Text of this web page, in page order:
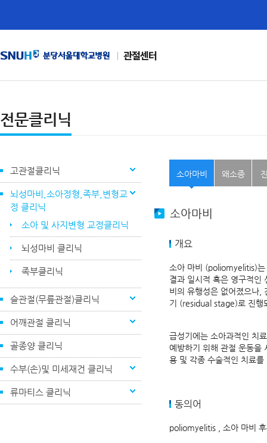
관절센터
전문클리닉
고관절클리닉
뇌성마비,소아정형,족부,변형교
정 클리닉
소아 및 사지변형 교정클리닉
뇌성마비 클리닉
족부클리닉
슬관절(무릎관절)클리닉
어깨관절 클리닉
골종양 클리닉
수부(손)및 미세재건 클리닉
류마티스 클리닉
소아마비 왜소증
소아마비
개요
소아 마비 (poliomyelitis)는
결과 일시적 혹은 영구적인
비의 유행성은 없어졌으나,
기 (residual stage)로 진행
급성기에는 소아과적인 치
예방하기 위해 관절 운동을
용 및 각종 수술적인 치료
동의어
poliomyelitis , 소아 마비